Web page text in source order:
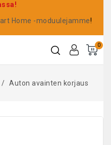
Home -moduulejamme!
0
Auton avainten korjaus